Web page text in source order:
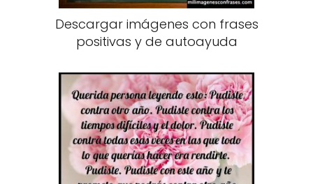
Descargar imágenes con frases
positivas y de autoayuda